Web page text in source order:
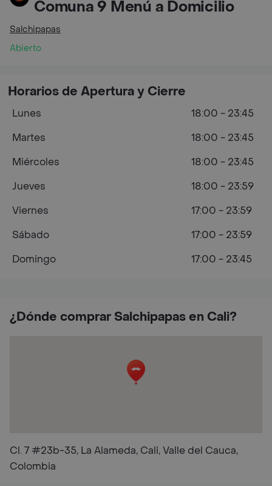
Comuna 9 Menú a Domicilio
Salchipapas
Abierto
¿Dónde comprar Salchipapas en Cali?
Cl. 7 #23b-35, La Alameda, Cali, Valle del Cauca,
Colombia
Horarios de Apertura y Cierre
Lunes
18:00 - 23:45
Martes
18:00 - 23:45
Miércoles
18:00 - 23:45
Jueves
18:00 - 23:59
Viernes
17:00 - 23:59
Sábado
17:00 - 23:59
Domingo
17:00 - 23:45